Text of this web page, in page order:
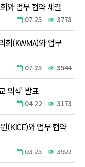
와 업무 협약 체결
07-25 3778
회(KWMA)와 업무
07-25 3544
의식' 발표
04-22 3173
(KICE)와 업무 협약
03-25 3922